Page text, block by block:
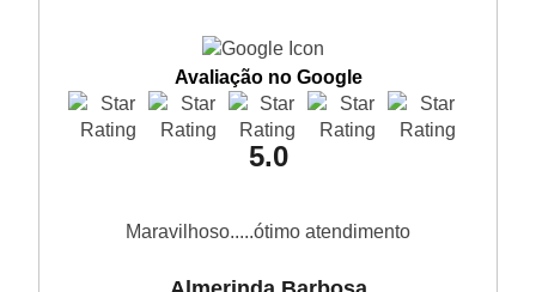
Avaliação no Google
5.0
Maravilhoso.....ótimo atendimento